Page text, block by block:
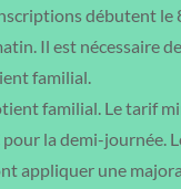
débutent
Il est nécessaire
familial.
familial. Le tarif
la demi-journée.
appliquer une